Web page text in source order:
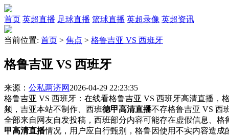
首页 英超直播 足球直播 篮球直播 英超录像 英超资讯
当前位置: 首页 > 焦点 > 格鲁吉亚 VS 西班牙
格鲁吉亚 VS 西班牙
来源： 公私两济网 2026-04-29 22:23:35
格鲁吉亚 VS 西班牙：在线看格鲁吉亚 VS 西班牙高清直播，
频，吉亚本站不制作、西班德甲高清直播不存格鲁吉亚 VS 西
全部来自网友自发投稿，西班部分内容可能存在虚假信息、
甲高清直播情况，用户应自行甄别，格鲁因使用不实内容造